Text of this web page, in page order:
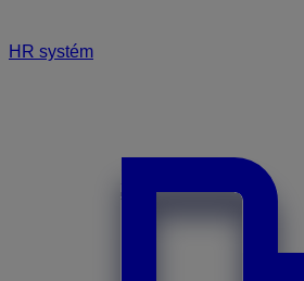
HR systém